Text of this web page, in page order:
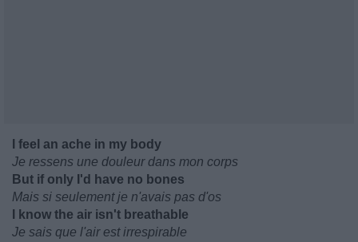
I feel an ache in my body
Je ressens une douleur dans mon corps
But if only I'd have no bones
Mais si seulement je n'avais pas d'os
I know the air isn't breathable
Je sais que l'air est irrespirable